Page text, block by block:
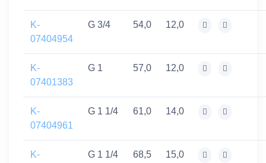
K-
07404954
G 3/4 54,0 12,0
K-
07401383
G 1 57,0 12,0
K-
07404961
G 1 1/4 61,0 14,0
K-
G 1 1/4 68,5 15,0